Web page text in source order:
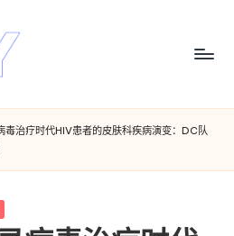
毒治疗时代HIV患者的皮肤科疾病演变：DC队